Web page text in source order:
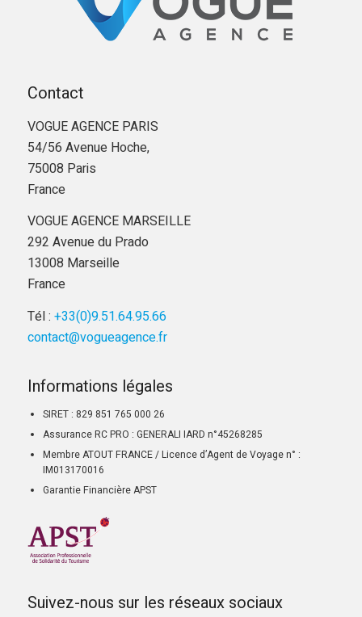
Contact
VOGUE AGENCE PARIS
54/56 Avenue Hoche,
75008 Paris
France
VOGUE AGENCE MARSEILLE
292 Avenue du Prado
13008 Marseille
France
Tél : +33(0)9.51.64.95.66
contact@vogueagence.fr
Informations légales
SIRET : 829 851 765 000 26
Assurance RC PRO : GENERALI IARD n°45268285
Membre ATOUT FRANCE / Licence d’Agent de Voyage n° :
IM013170016
Garantie Financière APST
Suivez-nous sur les réseaux sociaux